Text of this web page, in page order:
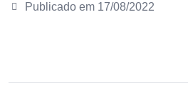
Publicado em 17/08/2022